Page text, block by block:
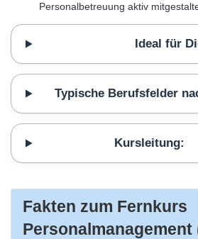
Personalbetreuung aktiv
Ideal für
Typische Berufsfelder
Kursleitung:
Fakten zum Fernkurs
Personalmanagement